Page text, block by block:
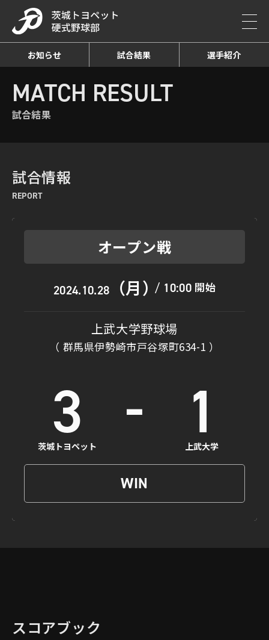
お知らせ 試合結果 選手紹介
MATCH RESULT 試合結果詳細
MATCH RESULT
試合結果
試合情報
REPORT
オープン戦
2024.10.28 （月）/ 10:00 開始
上武大学野球場
（ 群馬県伊勢崎市戸谷塚町634-1 ）
茨城トヨペット
3 - 1
上武大学
WIN
スコアブック